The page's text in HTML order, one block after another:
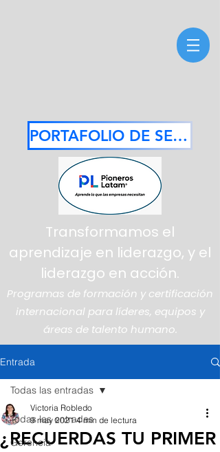
PORTAFOLIO DE SERVICIOS 2026
Transformamos el
aprendizaje en liderazgo, y el
liderazgo en acción.
Programas de formación y certificación
internacional para líderes, equipos y
áreas de talento humano.
Entrada
Todas las entradas
Gerencia
Todas las entradas
¿RECUERDAS TU PRIMER
Victoria Robledo
9 may 2021 4 min de lectura